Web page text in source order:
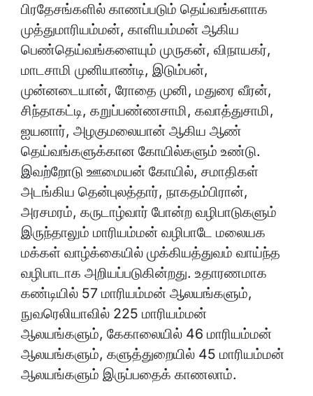
பிரதேசங்களில் காணப்படும் தெய்வங்களாக
முத்துமாரியம்மன், காளியம்மன் ஆகிய
பெண்தெய்வங்களையும் முருகன், விநாயகர்,
மாடசாமி முனியாண்டி, இடும்பன்,
முன்னடையான், ரோதை முனி, மதுரை வீரன்,
சிந்தாகட்டி, கறுப்பண்ணசாமி, கவாத்துசாமி,
ஐயனார், அழகுமலையான் ஆகிய ஆண்
தெய்வங்களுக்கான கோயில்களும் உண்டு.
இவற்றோடு ஊமையன் கோயில், சமாதிகள்
அடங்கிய தென்புலத்தார், நாகதம்பிரான்,
அரசமரம், கருடாழ்வார் போன்ற வழிபாடுகளும்
இருந்தாலும் மாரியம்மன் வழிபாடே மலையக
மக்கள் வாழ்க்கையில் முக்கியத்துவம் வாய்ந்த
வழிபாடாக அறியப்படுகின்றது. உதாரணமாக
கண்டியில் 57 மாரியம்மன் ஆலயங்களும்,
நுவரெலியாவில் 225 மாரியம்மன்
ஆலயங்களும், கேகாலையில் 46 மாரியம்மன்
ஆலயங்களும், களுத்துறையில் 45 மாரியம்மன்
ஆலயங்களும் இருப்பதைக் காணலாம்.